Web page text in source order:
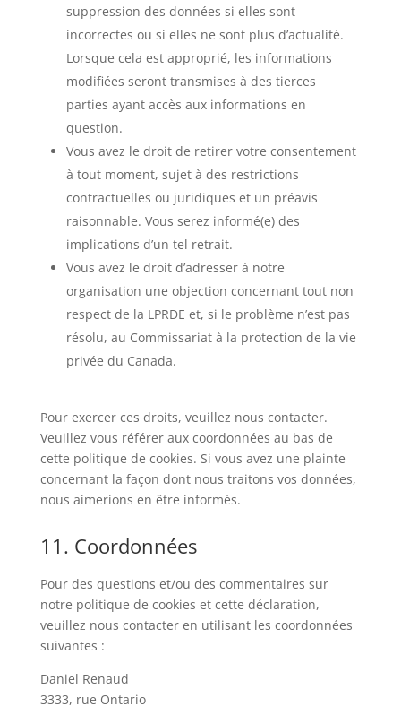
suppression des données si elles sont
incorrectes ou si elles ne sont plus d’actualité.
Lorsque cela est approprié, les informations
modifiées seront transmises à des tierces
parties ayant accès aux informations en
question.
Vous avez le droit de retirer votre consentement
à tout moment, sujet à des restrictions
contractuelles ou juridiques et un préavis
raisonnable. Vous serez informé(e) des
implications d’un tel retrait.
Vous avez le droit d’adresser à notre
organisation une objection concernant tout non
respect de la LPRDE et, si le problème n’est pas
résolu, au Commissariat à la protection de la vie
privée du Canada.
Pour exercer ces droits, veuillez nous contacter.
Veuillez vous référer aux coordonnées au bas de
cette politique de cookies. Si vous avez une plainte
concernant la façon dont nous traitons vos données,
nous aimerions en être informés.
11. Coordonnées
Pour des questions et/ou des commentaires sur
notre politique de cookies et cette déclaration,
veuillez nous contacter en utilisant les coordonnées
suivantes :
Daniel Renaud
3333, rue Ontario